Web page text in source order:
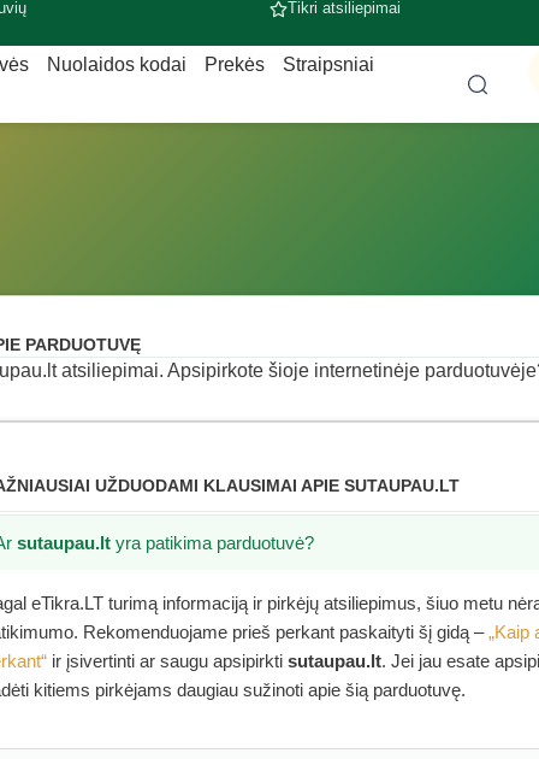
Tikri atsiliepimai
Nuolaidos kodai Prekės Straipsniai
PARDUOTUVĘ
atsiliepimai. Apsipirkote šioje internetinėje
UŽDUODAMI KLAUSIMAI APIE SUTAUPAU.LT
sutaupau.lt yra patikima parduotuvė?
eTikra.LT turimą informaciją ir pirkėjų atsiliepimus, šiuo metu
Rekomenduojame prieš perkant paskaityti šį gidą –„Kaip
ir įsivertinti ar saugu apsipirkti sutaupau.lt. Jei jau esate
kitiems pirkėjams daugiau sužinoti apie šią parduotuvę.